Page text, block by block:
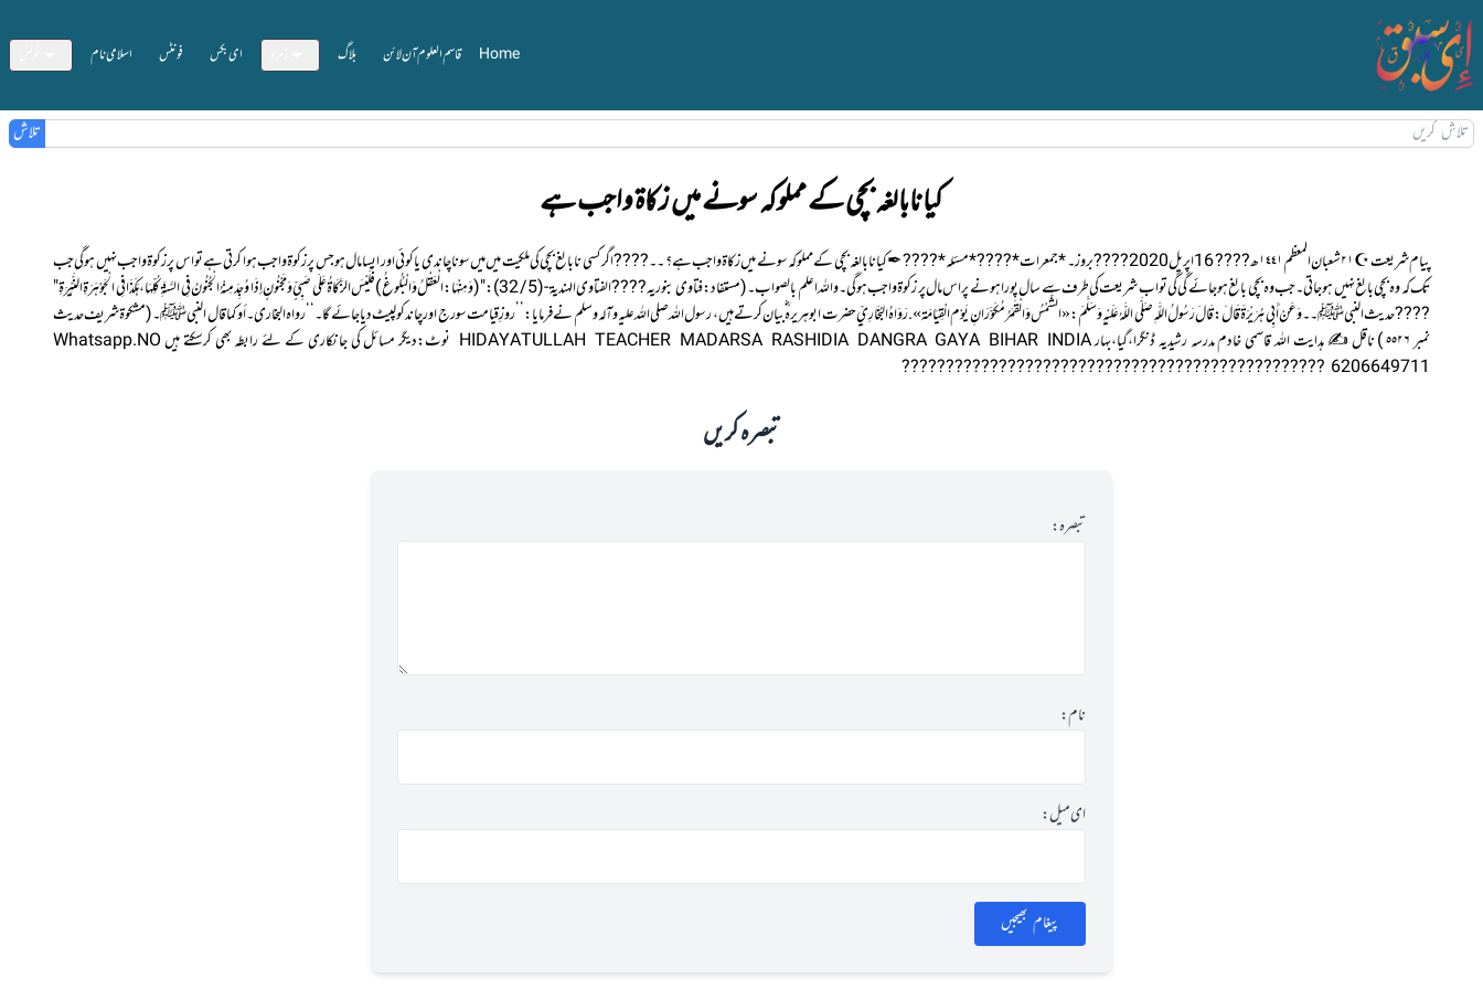
Home قاسم العلوم آن لائن بلاگ ای بکس فونٹس اسلامی نام
تلاش
کیا نابالغہ بچی کے مملوکہ سونے میں زکاۃ واجب ہے
پیام شریعت ☪ ٢١شعبان المعظم١٤٤١ھ ???? 16 اپریل2020 ???? بروز۔ *جمعرات* ???? *مسئلہ* ???? ✒ کیا نابالغہ بچی کے مملوکہ سونے میں زکاۃ واجب ہے؟ ۔۔ ???? اگر کسی نابالغ بچی کی ملکیت میں میں سونا چاندی یا کوئی اور ایسا مال ہو جس پر زکوۃ واجب ہوا کرتی ہے تو اس پر زکوۃ واجب نہیں ہوگی جب
تک کہ وہ بچی بالغ نہیں ہوجاتی۔ جب وہ بچی بالغ ہو جائے گی گی تو اب شریعت کی طرف سے سال پورا ہونے پر اس مال پر زکوۃ واجب ہوگی۔واللہ اعلم بالصواب۔ (مستفاد: فتاوی بنوریہ ???? الفتاوى الهندية - (5 / 32):"( وَمِنْهَا: الْعَقْلُ وَالْبُلُوغُ ) فَلَيْسَ الزَّكَاةُ عَلَى صَبِيٍّ وَمَجْنُونٍ إذَا وُجِدَ مِنْهُ الْجُنُونُ فِي السَّنَةِ كُلِّهَا، هَكَذَا فِي الْجَوْهَرَةِ النَّيِّرَةِ"
???? حدیث النبیﷺ۔۔وَعَنْ أَبِي هُرَيْرَةَ قَالَ: قَالَ رَسُولُ اللَّهِ صَلَّى اللَّهُ عَلَيْهِ وَسَلَّمَ: «الشَّمْسُ وَالْقَمَرُ مُكَوَّرَانِ يَوْم الْقِيَامَة» . رَوَاهُ البُخَارِيّ حضرت ابوہریرہ ؓ بیان کرتے ہیں ، رسول اللہ صلی ‌اللہ ‌علیہ ‌وآلہ ‌وسلم نے فرمایا :’’ روزِ قیامت سورج اور چاند کو لپیٹ دیا جائے گا ۔‘‘ رواہ البخاری ۔ أوکماقال النبی ﷺ۔ (مشکوةشریف حدیث
نمبر ٥٥٢٦ ) ناقل✍ہدایت اللہ قاسمی خادم مدرسہ رشیدیہ ڈنگرا،گیا،بہار HIDAYATULLAH TEACHER MADARSA RASHIDIA DANGRA GAYA BIHAR INDIA نــــوٹ:دیگر مسائل کی جانکاری کے لئے رابطہ بھی کرسکتے ہیں Whatsapp.NO
6206649711 ????????????????????????????????????????????????
تبصرہ کریں
تبصرہ:
نام:
ای میل:
پیغام بھیجیں